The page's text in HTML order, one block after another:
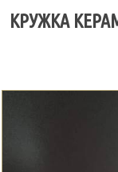
КРУЖКА